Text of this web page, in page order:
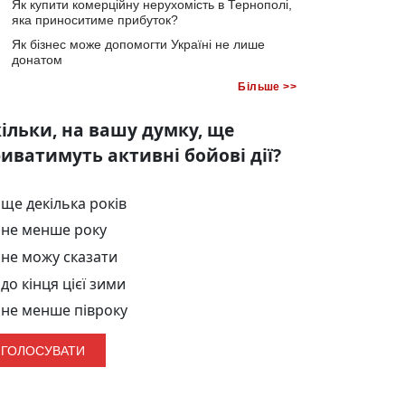
Як купити комерційну нерухомість в Тернополі,
яка приноситиме прибуток?
Як бізнес може допомогти Україні не лише
донатом
Більше >>
на вашу думку, ще
активні бойові дії?
ще декілька років
не менше року
не можу сказати
до кінця цієї зими
не менше півроку